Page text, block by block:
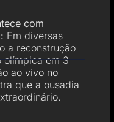
com
Em diversas
a reconstrução
olímpica em 3
ao vivo no
que a ousadia